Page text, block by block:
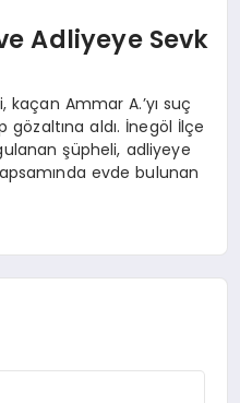
Adliyeye Sevk
kaçan Ammar A.’yı suç
gözaltına aldı. İnegöl İlçe
şüpheli, adliyeye
evde bulunan